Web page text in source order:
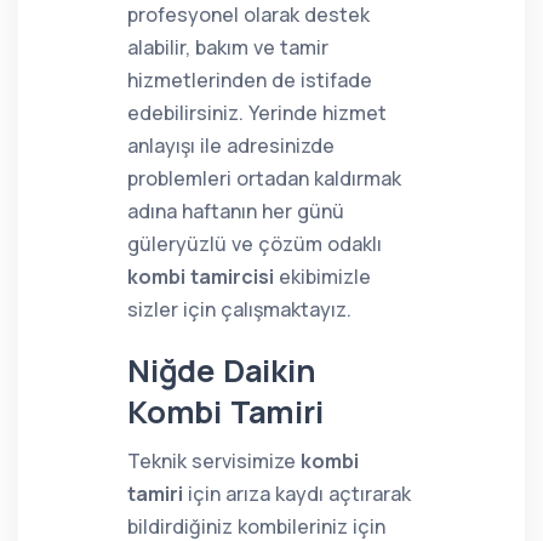
profesyonel olarak destek
alabilir, bakım ve tamir
hizmetlerinden de istifade
edebilirsiniz. Yerinde hizmet
anlayışı ile adresinizde
problemleri ortadan kaldırmak
adına haftanın her günü
güleryüzlü ve çözüm odaklı
kombi tamircisi ekibimizle
sizler için çalışmaktayız.
Niğde Daikin
Kombi Tamiri
Teknik servisimize kombi
tamiri için arıza kaydı açtırarak
bildirdiğiniz kombileriniz için